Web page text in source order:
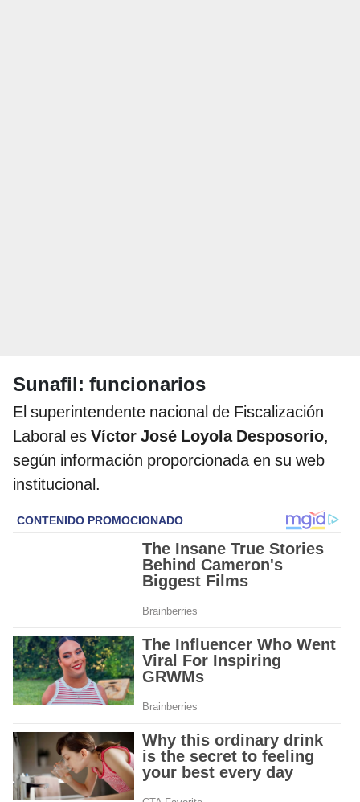
Sunafil: funcionarios
El superintendente nacional de Fiscalización
Laboral es Víctor José Loyola Desposorio,
según información proporcionada en su web
institucional.